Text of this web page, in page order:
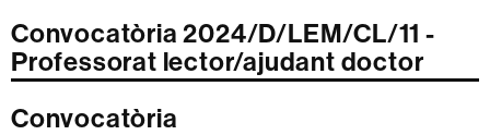
Convocatòria 2024/D/LEM/CL/11 -
Professorat lector/ajudant doctor
Convocatòria